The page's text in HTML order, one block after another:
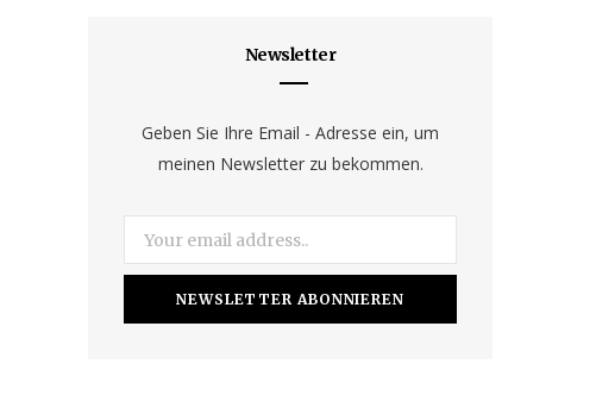
k
a
g
r
a
Newsletter
Geben Sie Ihre Email - Adresse ein, um
meinen Newsletter zu bekommen.